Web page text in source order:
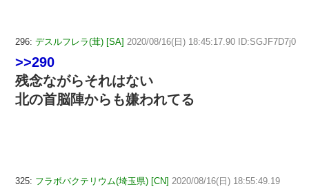
296: デスルフレラ(茸) [SA] 2020/08/16(日) 18:45:17.90 ID:SGJF7D7j0
>>290
残念ながらそれはない
北の首脳陣からも嫌われてる
325: フラボバクテリウム(埼玉県) [CN] 2020/08/16(日) 18:55:49.19